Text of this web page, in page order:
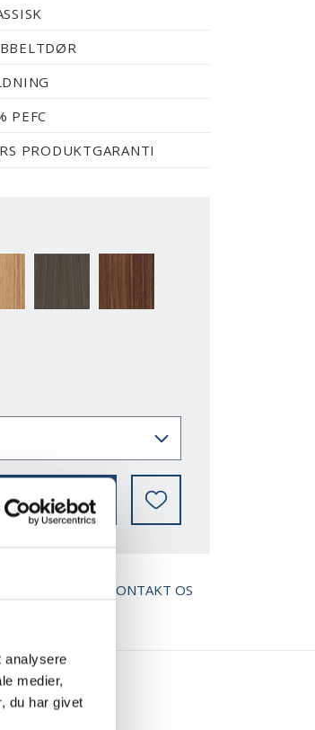
analysere
medier,
du har givet
PEFC
PRODUKTGARANTI
RAL FARVER
KØBES
KONTAKT OS